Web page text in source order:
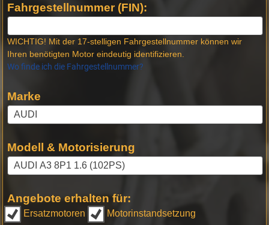
Fahrgestellnummer (FIN):
WICHTIG! Mit der 17-stelligen Fahrgestellnummer können wir
Ihren benötigten Motor eindeutig identifizieren.
Wo finde ich die Fahrgestellnummer?
Marke
Modell & Motorisierung
Angebote erhalten für:
Ersatzmotoren Motorinstandsetzung